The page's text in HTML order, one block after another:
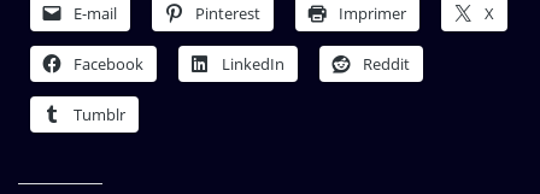
E-mail Pinterest Imprimer X
Facebook LinkedIn Reddit
Tumblr